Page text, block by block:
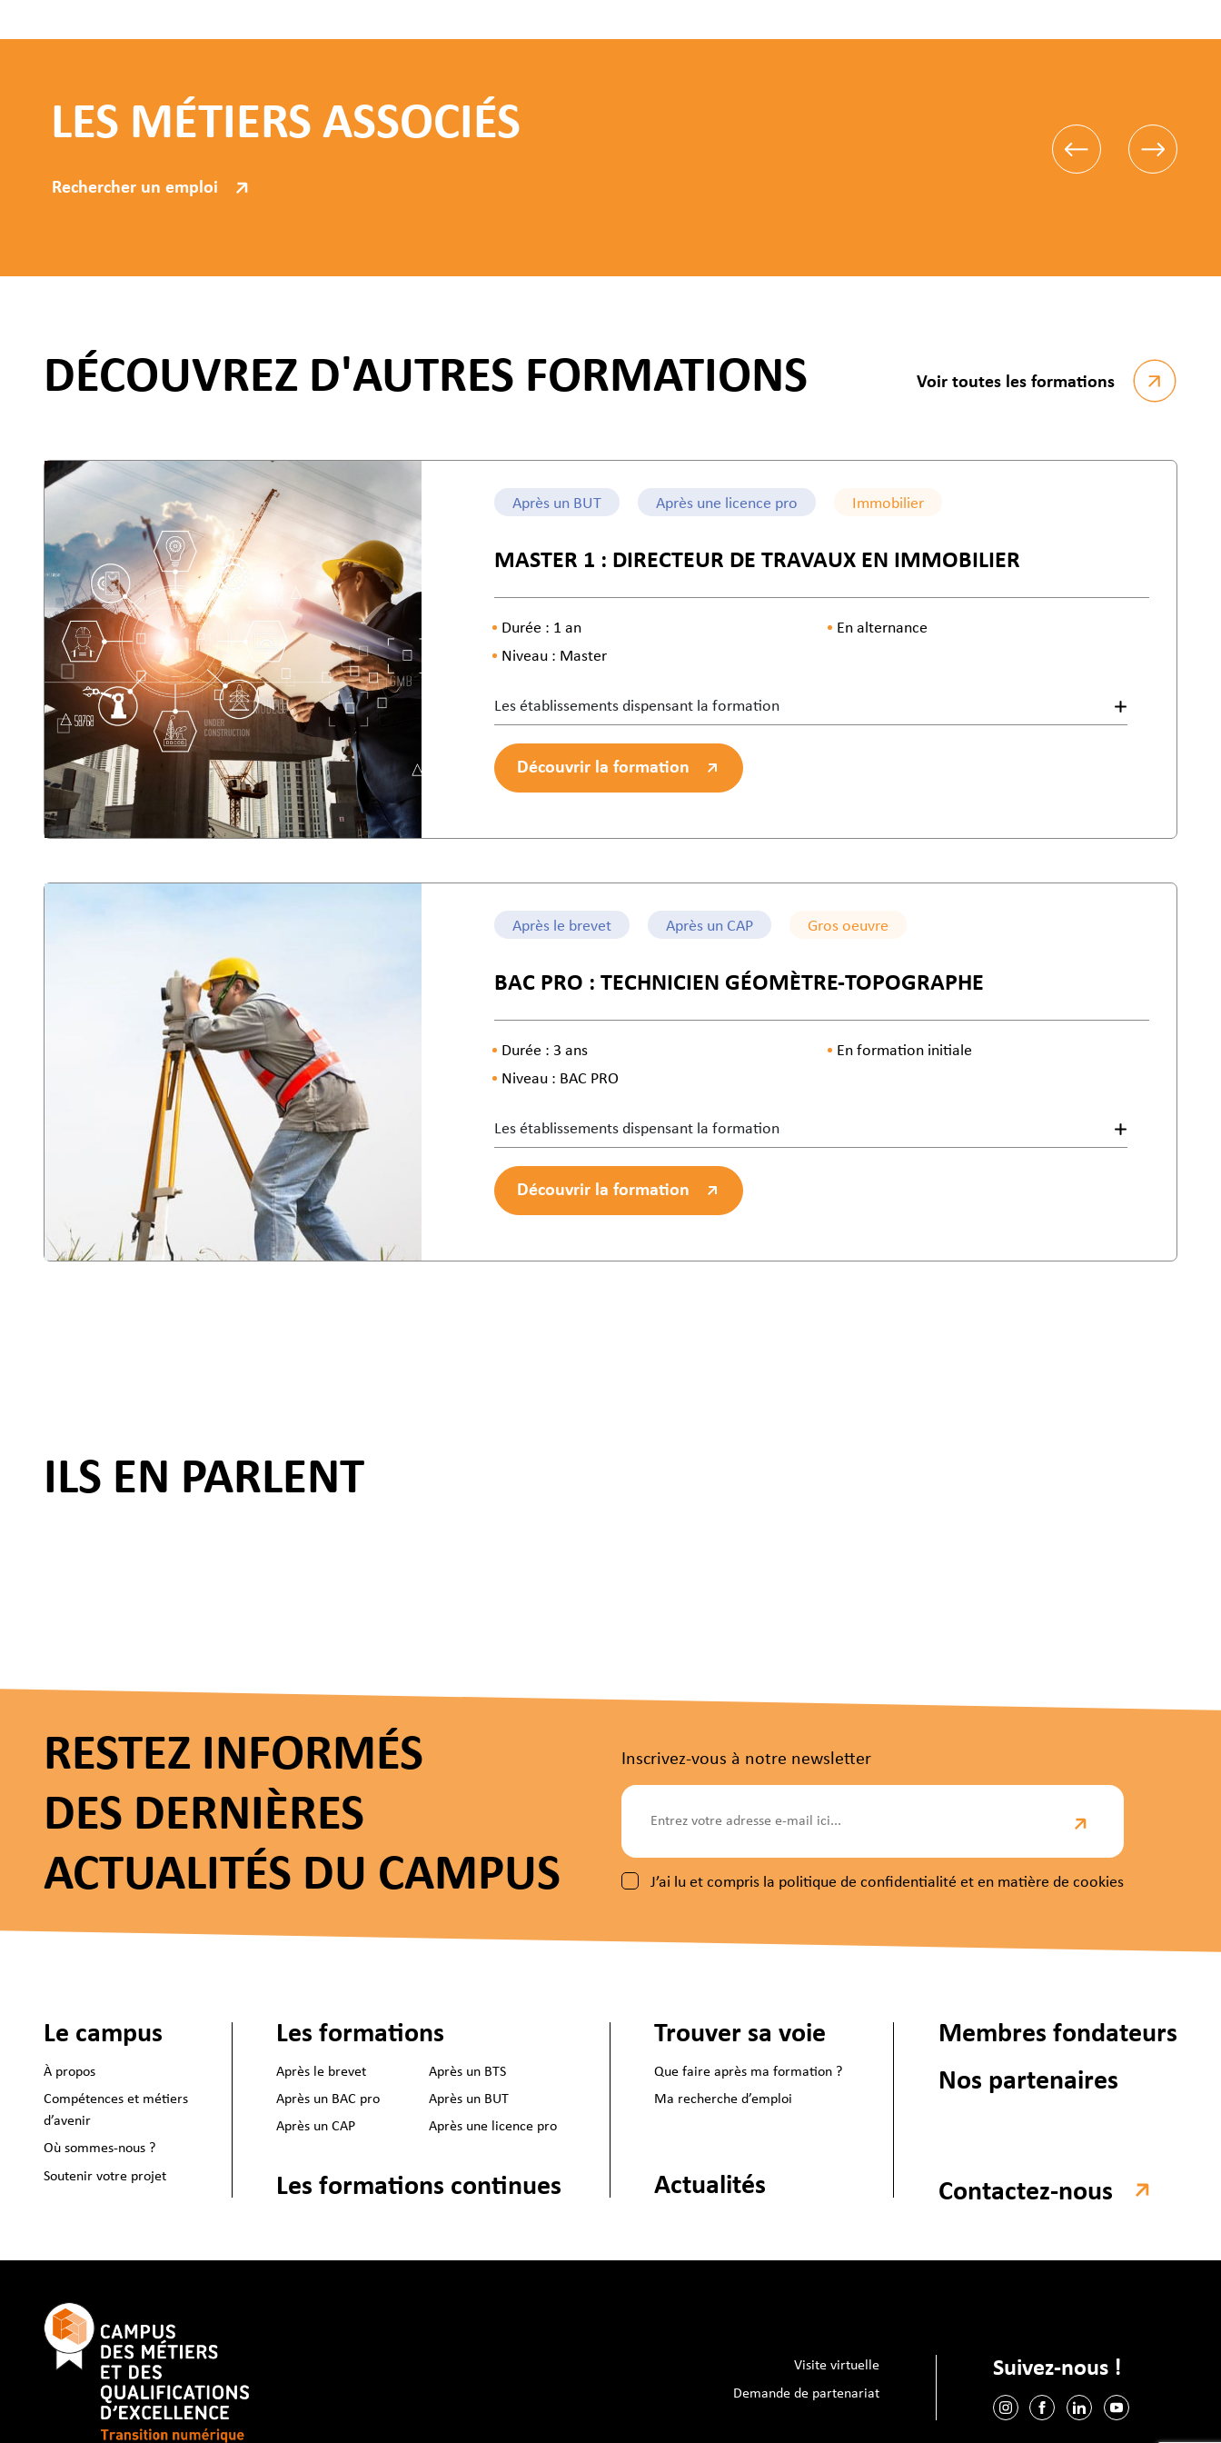
LES MÉTIERS ASSOCIÉS
Rechercher un emploi
DÉCOUVREZ D'AUTRES FORMATIONS Voir toutes les formations
Après un BUT Après une licence pro Immobilier
MASTER 1 : DIRECTEUR DE TRAVAUX EN IMMOBILIER
Durée : 1 an
Niveau : Master
En alternance
Les établissements dispensant la formation
Découvrir la formation
Après le brevet Après un CAP Gros oeuvre
BAC PRO : TECHNICIEN GÉOMÈTRE-TOPOGRAPHE
Durée : 3 ans
Niveau : BAC PRO
En formation initiale
Les établissements dispensant la formation
Découvrir la formation
ILS EN PARLENT
RESTEZ INFORMÉS
DES DERNIÈRES
ACTUALITÉS DU CAMPUS
Inscrivez-vous à notre newsletter
J’ai lu et compris la politique de confidentialité et en matière de cookies
Le campus
À propos
Compétences et métiers
d’avenir
Où sommes-nous ?
Soutenir votre projet
Les formations
Après le brevet
Après un BAC pro
Après un CAP
Après un BTS
Après un BUT
Après une licence pro
Les formations continues
Trouver sa voie
Que faire après ma formation ?
Ma recherche d’emploi
Actualités
Membres fondateurs
Nos partenaires
Contactez-nous
Visite virtuelle
Demande de partenariat
Suivez-nous !